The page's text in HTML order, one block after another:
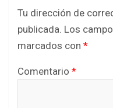
Tu dirección de
publicada. Los
marcados con *
Comentario *